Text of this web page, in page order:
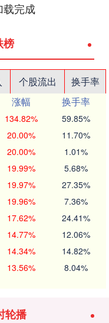
载完成
榜
个股流出
换手率
涨幅
换手率
134.82% 59.85%
20.00% 11.70%
20.00% 1.01%
19.99% 5.68%
19.97% 27.35%
19.96% 7.36%
17.62% 24.41%
14.77% 12.06%
14.34% 14.82%
13.56% 8.04%
轮播